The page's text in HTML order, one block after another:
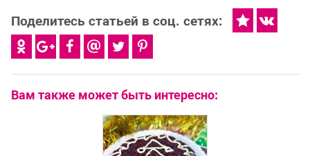
Поделитесь статьей в соц. сетях:
Вам также может быть интересно: